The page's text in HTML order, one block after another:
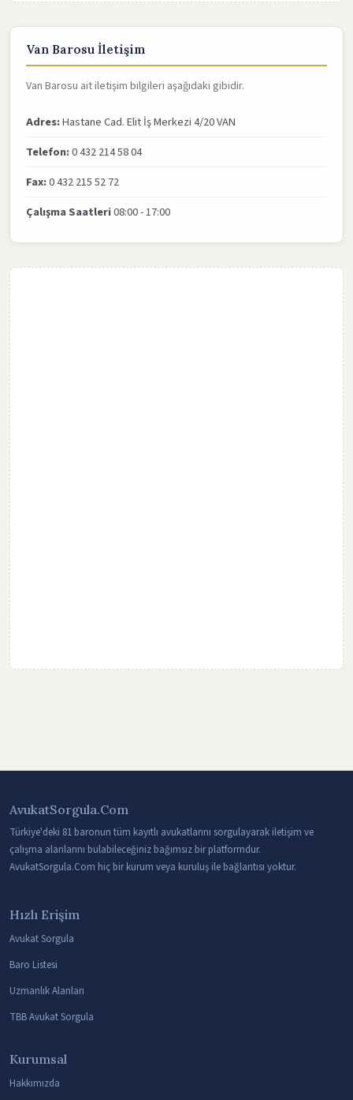
Van Barosu İletişim
Van Barosu ait iletişim bilgileri aşağıdaki gibidir.
Adres:Hastane Cad. Elit İş Merkezi 4/20 VAN
Telefon:0 432 214 58 04
Fax:0 432 215 52 72
Çalışma Saatleri08:00 - 17:00
AvukatSorgula.Com
Türkiye'deki 81 baronun tüm kayıtlı avukatlarını sorgulayarak iletişim ve
çalışma alanlarını bulabileceğiniz bağımsız bir platformdur.
AvukatSorgula.Com hiç bir kurum veya kuruluş ile bağlantısı yoktur.
Hızlı Erişim
Avukat Sorgula
Baro Listesi
Uzmanlık Alanları
TBB Avukat Sorgula
Kurumsal
Hakkımızda